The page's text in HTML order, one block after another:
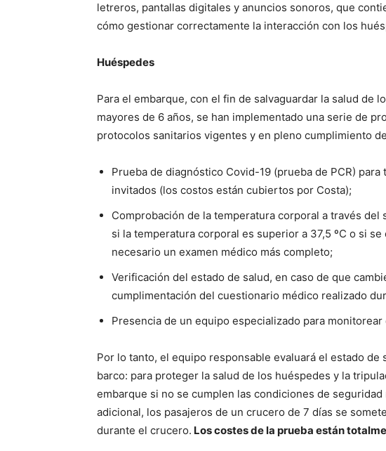
letreros, pantallas digitales y anuncios sonoros, que
cómo gestionar correctamente la interacción con los
Huéspedes
Para el embarque, con el fin de salvaguardar la salud de
mayores de 6 años, se han implementado una serie de
protocolos sanitarios vigentes y en pleno cumplimiento
Prueba de diagnóstico Covid-19 (prueba de PCR)
invitados (los costos están cubiertos por Costa);
Comprobación de la temperatura corporal a través
si la temperatura corporal es superior a 37,5 ºC o si
necesario un examen médico más completo;
Verificación del estado de salud, en caso de que
cumplimentación del cuestionario médico realizado
Presencia de un equipo especializado para
Por lo tanto, el equipo responsable evaluará el estado
barco: para proteger la salud de los huéspedes y la
embarque si no se cumplen las condiciones de
adicional, los pasajeros de un crucero de 7 días se
durante el crucero. Los costes de la prueba están